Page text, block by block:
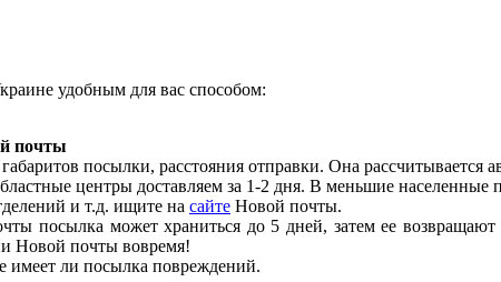
удобным для вас способом:
почты
посылки, расстояния отправки. Она рассчитывается
центры доставляем за 1-2 дня. В меньшие населенные
и т.д. ищите на сайте Новой почты.
посылка может храниться до 5 дней, затем ее
Новой почты вовремя!
имеет ли посылка повреждений.